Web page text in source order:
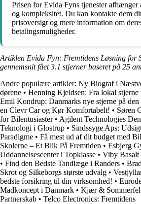
Prisen for Evida Fyns tjenester afhænger
og kompleksitet. Du kan kontakte dem
prisoversigt og mere information om
betalingsmuligheder.
Artiklen Evida Fyn: Fremtidens Løsning for
gennemsnit fået3.1 stjerner baseret på 25
Andre populære artikler: Ny Biograf i
dørene • Henning Kjeldsen: Fra lokal stjerne
Emil Kondrup: Danmarks nye stjerne på den
en Clevr Car og Kør Komfortabelt! • Søren
for Bilentusiaster• Agilent Technologies
Teknologi i Glostrup • Sindssyge Aps:
Paradigme • Få mest ud af dit budget med
Skolerne – Et Blik På Fremtiden • Esbjerg
Uddannelsescenter i Topklasse • Viby Basalt
• Find den Bedste Tandlæge i Randers •
Skrot og Silkeborgs største udvalg •
bedste forsikring til din virksomhed! •
Madkoncept i Danmark • Kjær &
Partnerskab • Telco Electronics: Fremtidens